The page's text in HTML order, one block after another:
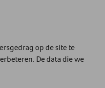
op de site te
De data die we